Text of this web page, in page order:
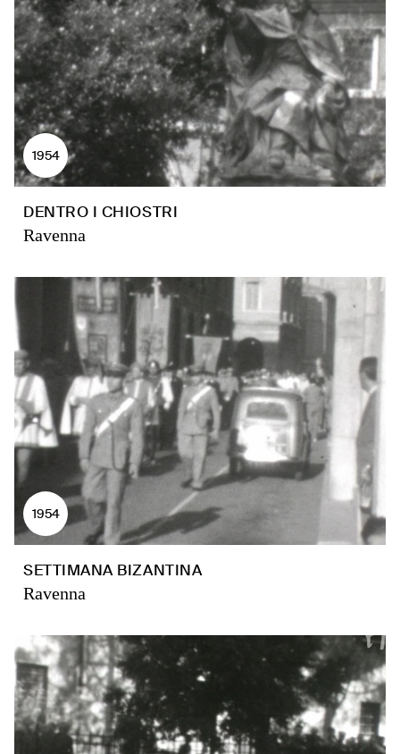
1954
DENTRO I CHIOSTRI
Ravenna
1954
SETTIMANA BIZANTINA
Ravenna